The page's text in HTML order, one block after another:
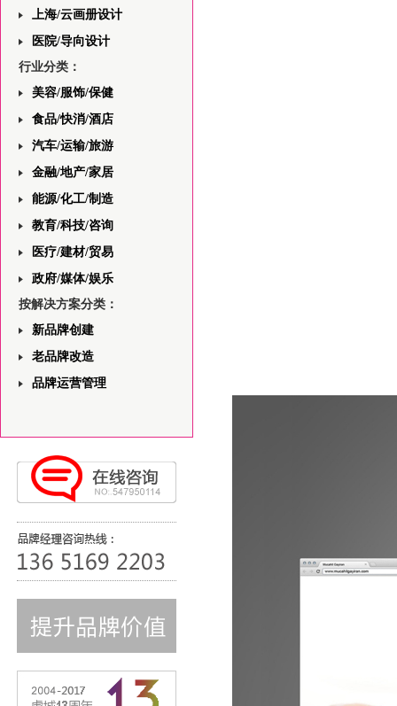
上海/云画册设计
医院/导向设计
行业分类：
美容/服饰/保健
食品/快消/酒店
汽车/运输/旅游
金融/地产/家居
能源/化工/制造
教育/科技/咨询
医疗/建材/贸易
政府/媒体/娱乐
按解决方案分类：
新品牌创建
老品牌改造
品牌运营管理